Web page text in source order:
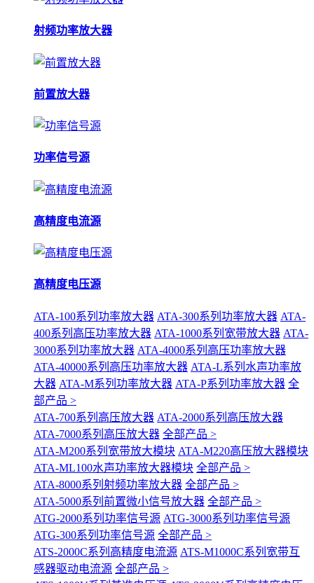
射频功率放大器
前置放大器
功率信号源
高精度电流源
高精度电压源
ATA-100系列功率放大器 ATA-300系列功率放大器 ATA-
400系列高压功率放大器 ATA-1000系列宽带放大器 ATA-
3000系列功率放大器 ATA-4000系列高压功率放大器
ATA-40000系列高压功率放大器 ATA-L系列水声功率放
大器 ATA-M系列功率放大器 ATA-P系列功率放大器 全
部产品 >
ATA-700系列高压放大器 ATA-2000系列高压放大器
ATA-7000系列高压放大器 全部产品 >
ATA-M200系列宽带放大模块 ATA-M220高压放大器模块
ATA-ML100水声功率放大器模块 全部产品 >
ATA-8000系列射频功率放大器 全部产品 >
ATA-5000系列前置微小信号放大器 全部产品 >
ATG-2000系列功率信号源 ATG-3000系列功率信号源
ATG-300系列功率信号源 全部产品 >
ATS-2000C系列高精度电流源 ATS-M1000C系列宽带互
感器驱动电流源 全部产品 >